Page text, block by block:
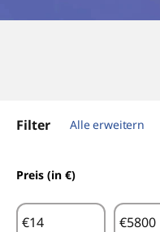
rl
n
e
Filter Alle erweitern
Preis (in €)
€ €